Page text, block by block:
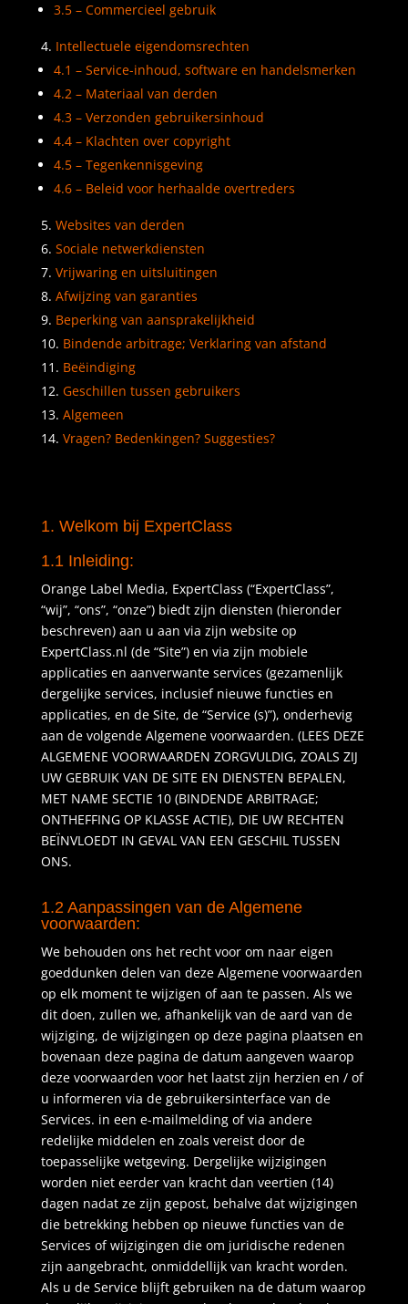
3.5 – Commercieel gebruik
Intellectuele eigendomsrechten
4.1 – Service-inhoud, software en handelsmerken
4.2 – Materiaal van derden
4.3 – Verzonden gebruikersinhoud
4.4 – Klachten over copyright
4.5 – Tegenkennisgeving
4.6 – Beleid voor herhaalde overtreders
Websites van derden
Sociale netwerkdiensten
Vrijwaring en uitsluitingen
Afwijzing van garanties
Beperking van aansprakelijkheid
Bindende arbitrage; Verklaring van afstand
Beëindiging
Geschillen tussen gebruikers
Algemeen
Vragen? Bedenkingen? Suggesties?
1. Welkom bij ExpertClass
1.1 Inleiding:
Orange Label Media, ExpertClass (“ExpertClass”,
“wij”, “ons”, “onze”) biedt zijn diensten (hieronder
beschreven) aan u aan via zijn website op
ExpertClass.nl (de “Site”) en via zijn mobiele
applicaties en aanverwante services (gezamenlijk
dergelijke services, inclusief nieuwe functies en
applicaties, en de Site, de “Service (s)”), onderhevig
aan de volgende Algemene voorwaarden. (LEES DEZE
ALGEMENE VOORWAARDEN ZORGVULDIG, ZOALS ZIJ
UW GEBRUIK VAN DE SITE EN DIENSTEN BEPALEN,
MET NAME SECTIE 10 (BINDENDE ARBITRAGE;
ONTHEFFING OP KLASSE ACTIE), DIE UW RECHTEN
BEÏNVLOEDT IN GEVAL VAN EEN GESCHIL TUSSEN
ONS.
1.2 Aanpassingen van de Algemene
voorwaarden:
We behouden ons het recht voor om naar eigen
goeddunken delen van deze Algemene voorwaarden
op elk moment te wijzigen of aan te passen. Als we
dit doen, zullen we, afhankelijk van de aard van de
wijziging, de wijzigingen op deze pagina plaatsen en
bovenaan deze pagina de datum aangeven waarop
deze voorwaarden voor het laatst zijn herzien en / of
u informeren via de gebruikersinterface van de
Services. in een e-mailmelding of via andere
redelijke middelen en zoals vereist door de
toepasselijke wetgeving. Dergelijke wijzigingen
worden niet eerder van kracht dan veertien (14)
dagen nadat ze zijn gepost, behalve dat wijzigingen
die betrekking hebben op nieuwe functies van de
Services of wijzigingen die om juridische redenen
zijn aangebracht, onmiddellijk van kracht worden.
Als u de Service blijft gebruiken na de datum waarop